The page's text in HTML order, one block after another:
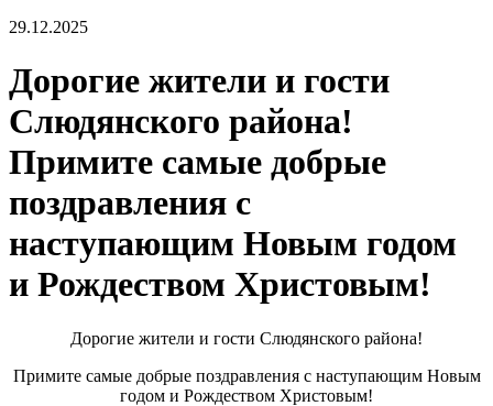
29.12.2025
Дорогие жители и гости
Слюдянского района!
Примите самые добрые
поздравления с
наступающим Новым годом
и Рождеством Христовым!
Дорогие жители и гости Слюдянского района!
Примите самые добрые поздравления с наступающим Новым
годом и Рождеством Христовым!